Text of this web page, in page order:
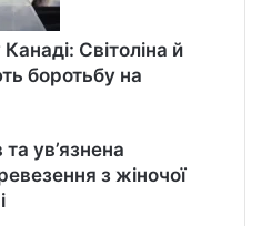
Світоліна й
боротьбу на
та ув’язнена
з жіночої